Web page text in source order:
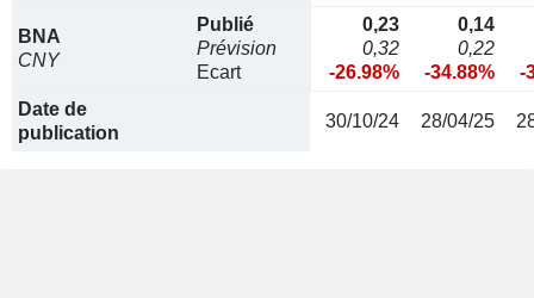
BNA
CNY
Publié
Prévision
Ecart
0,23
0,32
-26.98%
0,14
0,22
-34.88%
-
Date de
publication
30/10/24 28/04/25